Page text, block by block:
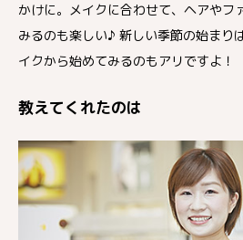
かけに。メイクに合わせて、ヘアやフ
みるのも楽しい♪ 新しい季節の始まり
イクから始めてみるのもアリですよ！
教えてくれたのは